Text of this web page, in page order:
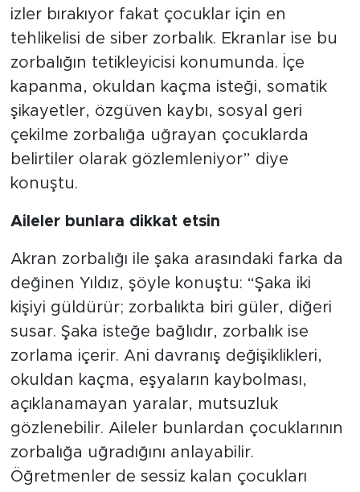
izler bırakıyor fakat çocuklar için en
tehlikelisi de siber zorbalık. Ekranlar ise bu
zorbalığın tetikleyicisi konumunda. İçe
kapanma, okuldan kaçma isteği, somatik
şikayetler, özgüven kaybı, sosyal geri
çekilme zorbalığa uğrayan çocuklarda
belirtiler olarak gözlemleniyor” diye
konuştu.
Aileler bunlara dikkat etsin
Akran zorbalığı ile şaka arasındaki farka da
değinen Yıldız, şöyle konuştu: “Şaka iki
kişiyi güldürür; zorbalıkta biri güler, diğeri
susar. Şaka isteğe bağlıdır, zorbalık ise
zorlama içerir. Ani davranış değişiklikleri,
okuldan kaçma, eşyaların kaybolması,
açıklanamayan yaralar, mutsuzluk
gözlenebilir. Aileler bunlardan çocuklarının
zorbalığa uğradığını anlayabilir.
Öğretmenler de sessiz kalan çocukları